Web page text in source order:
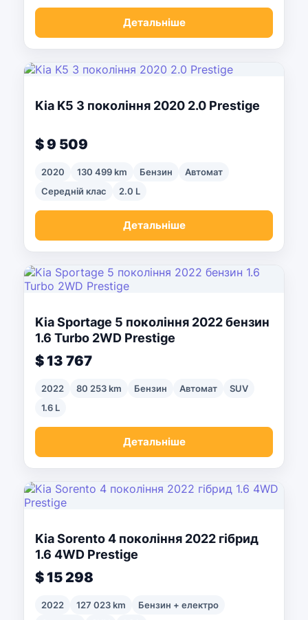
Детальніше
Kia K5 3 покоління 2020 2.0 Prestige
$ 9 509
2020 130 499 km Бензин
Автомат
Середній клас
2.0 L
Детальніше
Kia Sportage 5 покоління 2022 бензин
1.6 Turbo 2WD Prestige
$ 13 767
2022 80 253 km Бензин Автомат
SUV
1.6 L
Детальніше
Kia Sorento 4 покоління 2022 гібрид
1.6 4WD Prestige
$ 15 298
2022 127 023 km
Бензин + електро